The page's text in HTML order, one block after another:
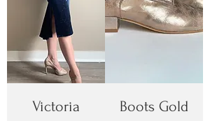
Victoria
Boots Gold